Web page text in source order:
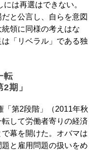
は再選はできない。
と公言し、自らを意図
領に同様の考えはな
「リベラル」である独
転
期」
第2段階」（2011年秋
して労働者寄りの経済
幕を開けた。オバマは
と雇用問題の扱いをめ